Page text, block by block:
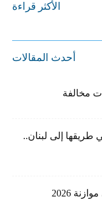
الأكثر قراءة
أحدث المقالات
مخالفة
طريقها إلى لبنان..
2026